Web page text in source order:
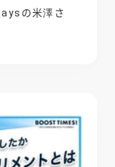
の米澤さ